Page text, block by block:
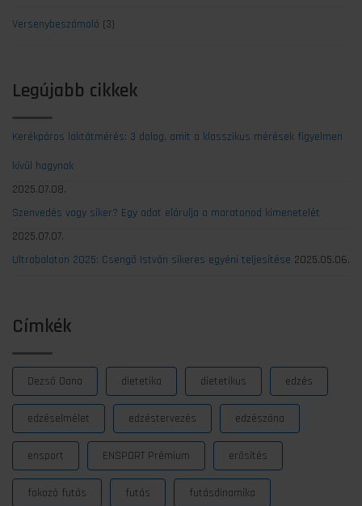
Versenybeszámoló (3)
Legújabb cikkek
Kerékpáros laktátmérés: 3 dolog, amit a klasszikus mérések figyelmen
kívül hagynak
2025.07.08.
Szenvedés vagy siker? Egy adat elárulja a maratonod kimenetelét
2025.07.07.
Ultrabalaton 2025: Csengő István sikeres egyéni teljesítése 2025.05.06.
Címkék
Dezső Dana dietetika dietetikus edzés
edzéselmélet edzéstervezés edzészóna
ensport ENSPORT Prémium erősítés
fokozó futás futás futásdinamika